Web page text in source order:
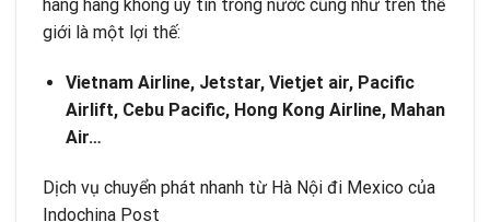
hãng hàng không uy tín trong nước cũng như trên thế
giới là một lợi thế:
Vietnam Airline, Jetstar, Vietjet air, Pacific
Airlift, Cebu Pacific, Hong Kong Airline, Mahan
Air…
Dịch vụ chuyển phát nhanh từ Hà Nội đi Mexico của
Indochina Post